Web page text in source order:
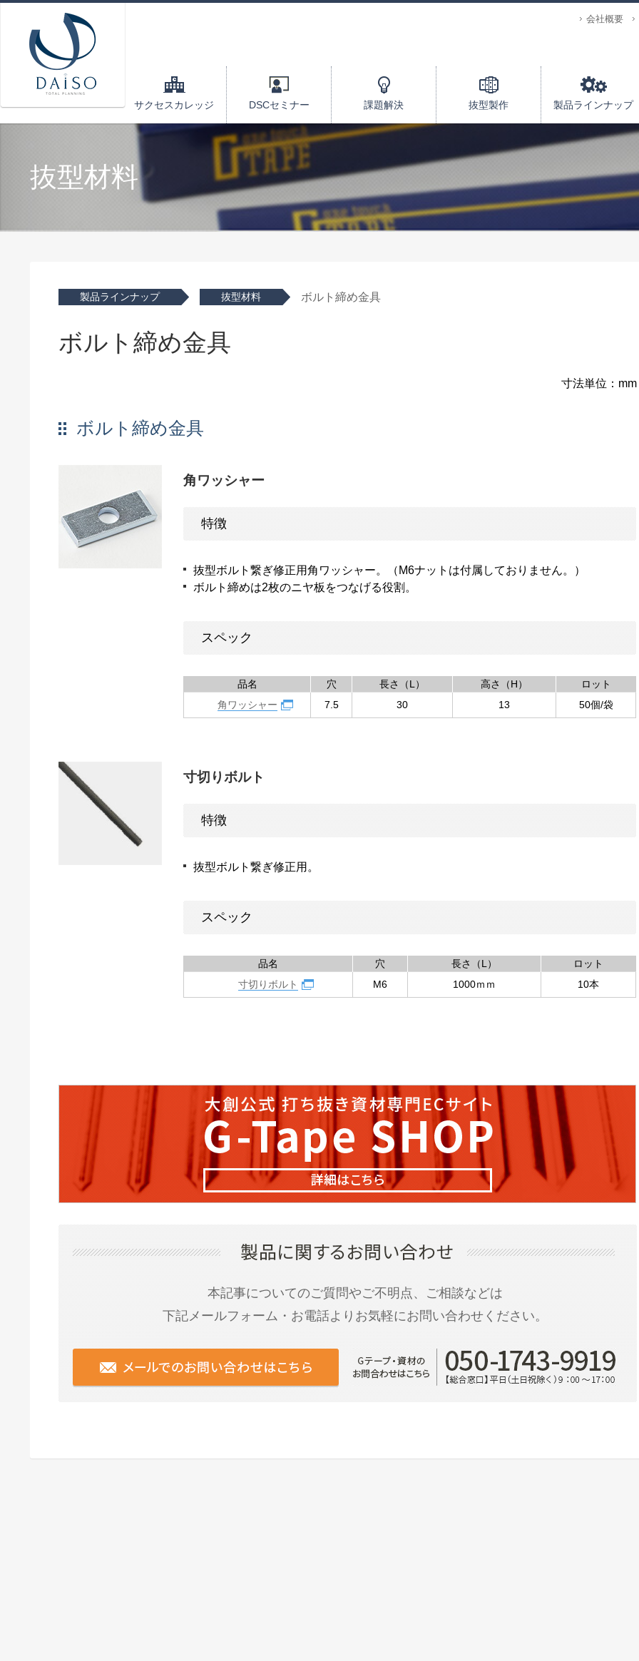
会社概要
サクセスカレッジ DSCセミナー 課題解決 抜型製作 製品ラインナップ
抜型材料
製品ラインナップ 抜型材料 ボルト締め金具
ボルト締め金具
寸法単位：mm
ボルト締め金具
角ワッシャー
特徴
抜型ボルト繋ぎ修正用角ワッシャー。（M6ナットは付属しておりません。）
ボルト締めは2枚のニヤ板をつなげる役割。
スペック
品名 穴 長さ（L） 高さ（H）
ロット
角ワッシャー
7.5 30 13 50個/袋
寸切りボルト
特徴
抜型ボルト繋ぎ修正用。
スペック
品名 穴 長さ（L）
ロット
寸切りボルト
M6 1000ｍｍ 10本
本記事についてのご質問やご不明点、ご相談などは
下記メールフォーム・お電話よりお気軽にお問い合わせください。